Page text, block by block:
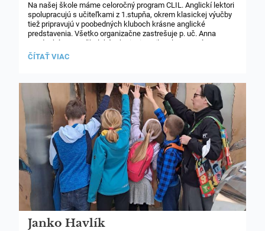
Na našej škole máme celoročný program CLIL. Anglickí lektori
spolupracujú s učiteľkami z 1.stupňa, okrem klasickej výučby
tiež pripravujú v poobedných kluboch krásne anglické
predstavenia. Všetko organizačne zastrešuje p. uč. Anna
Lendacká. Tento školský rok si pripravila talentovaná 2.B
divadielko Hansel and Gretel (Perníková chalúpka)
pod vedením pána Kyla Michelsona a p. Anny Lendackej.
kozliatok) s pánom Josephom Arciagom a p. uč. Annou
Lendackou. Šikovná 4.B vystúpila s 12 months (O dvanástich
mesiačikoch) pod vedením Kyla Michelsona a p. uč. Anny
Lendackej.
ANGLICKÉ
ČÍTAŤ VIAC
Janko Havlík